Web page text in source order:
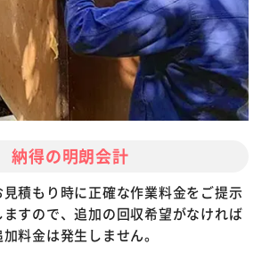
納得の明朗会計
見積もり時に正確な作業料金をご提示
ますので、追加の回収希望がなければ
加料金は発生しません。